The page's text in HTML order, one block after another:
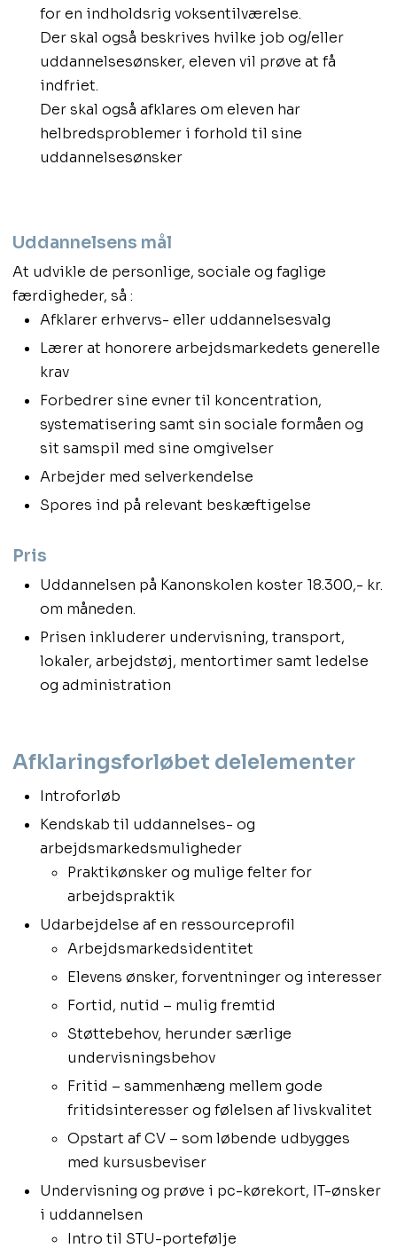
for en indholdsrig voksentilværelse.
Der skal også beskrives hvilke job og/eller
uddannelsesønsker, eleven vil prøve at få
indfriet.
Der skal også afklares om eleven har
helbredsproblemer i forhold til sine
uddannelsesønsker
Uddannelsens mål
At udvikle de personlige, sociale og faglige
færdigheder, så :
Afklarer erhvervs- eller uddannelsesvalg
Lærer at honorere arbejdsmarkedets generelle
krav
Forbedrer sine evner til koncentration,
systematisering samt sin sociale formåen og
sit samspil med sine omgivelser
Arbejder med selverkendelse
Spores ind på relevant beskæftigelse
Pris
Uddannelsen på Kanonskolen koster 18.300,- kr.
om måneden.
Prisen inkluderer undervisning, transport,
lokaler, arbejdstøj, mentortimer samt ledelse
og administration
Afklaringsforløbet delelementer
Introforløb
Kendskab til uddannelses- og
arbejdsmarkedsmuligheder
Praktikønsker og mulige felter for
arbejdspraktik
Udarbejdelse af en ressourceprofil
Arbejdsmarkedsidentitet
Elevens ønsker, forventninger og interesser
Fortid, nutid – mulig fremtid
Støttebehov, herunder særlige
undervisningsbehov
Fritid – sammenhæng mellem gode
fritidsinteresser og følelsen af livskvalitet
Opstart af CV – som løbende udbygges
med kursusbeviser
Undervisning og prøve i pc-kørekort, IT-ønsker
i uddannelsen
Intro til STU-portefølje